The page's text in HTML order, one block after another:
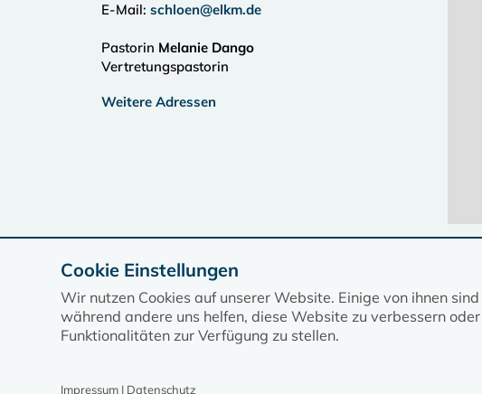
E-Mail: schloen@elkm.de
Pastorin Melanie Dango
Vertretungspastorin
Weitere Adressen
Cookie Einstellungen
Wir nutzen Cookies auf unserer Website. Einige von ihnen
während andere uns helfen, diese Website zu verbessern
Funktionalitäten zur Verfügung zu stellen.
Impressum | Datenschutz